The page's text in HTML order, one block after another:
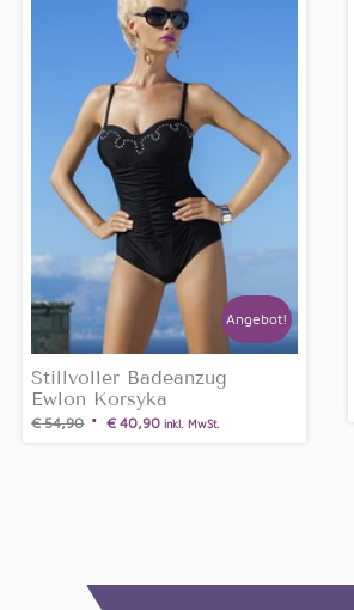
Stillvoller Badeanzug
Ewlon Korsyka
€54,90 € 40,90 inkl. MwSt.
Angebot!